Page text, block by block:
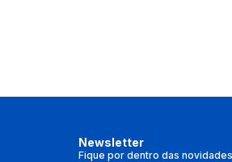
Newsletter
Fique por dentro das